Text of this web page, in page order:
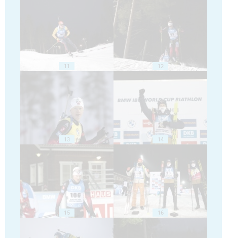
11 12
13 14
15 16